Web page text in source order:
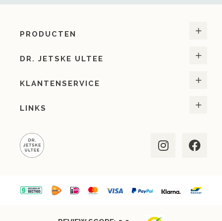
PRODUCTEN
DR. JETSKE ULTEE
KLANTENSERVICE
LINKS